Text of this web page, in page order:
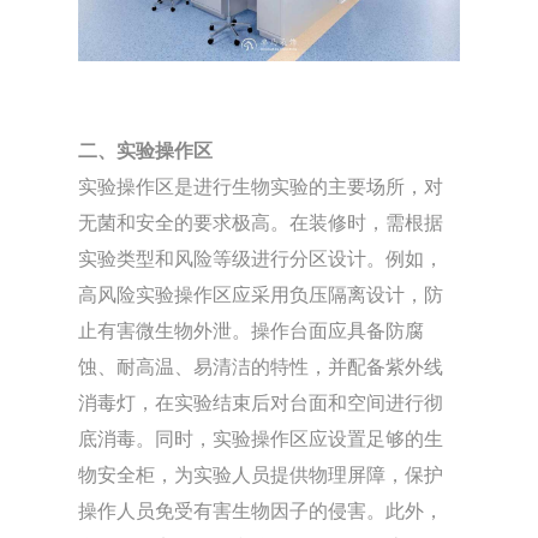
二、实验操作区
实验操作区是进行生物实验的主要场所，对
无菌和安全的要求极高。在装修时，需根据
实验类型和风险等级进行分区设计。例如，
高风险实验操作区应采用负压隔离设计，防
止有害微生物外泄。操作台面应具备防腐
蚀、耐高温、易清洁的特性，并配备紫外线
消毒灯，在实验结束后对台面和空间进行彻
底消毒。同时，实验操作区应设置足够的生
物安全柜，为实验人员提供物理屏障，保护
操作人员免受有害生物因子的侵害。此外，